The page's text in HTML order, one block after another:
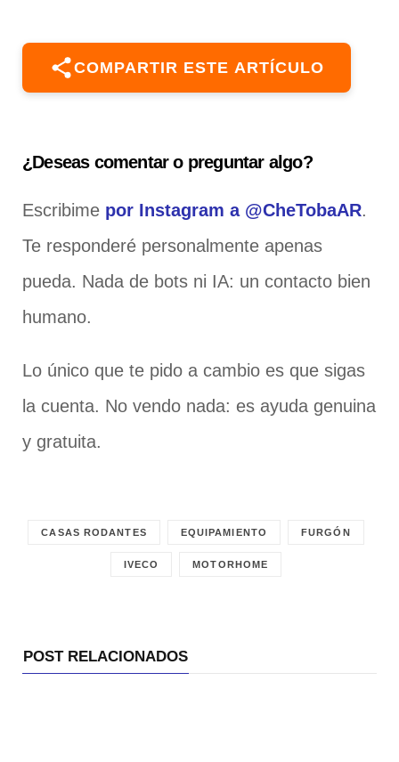
COMPARTIR ESTE ARTÍCULO
¿Deseas comentar o preguntar algo?
Escribime por Instagram a @CheTobaAR.
Te responderé personalmente apenas
pueda. Nada de bots ni IA: un contacto bien
humano.
Lo único que te pido a cambio es que sigas
la cuenta. No vendo nada: es ayuda genuina
y gratuita.
CASAS RODANTES EQUIPAMIENTO FURGÓN
IVECO MOTORHOME
POST RELACIONADOS